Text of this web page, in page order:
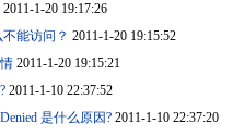
2011-1-20 19:17:26
能访问？ 2011-1-20 19:15:52
2011-1-20 19:15:21
2011-1-10 22:37:52
是什么原因? 2011-1-10 22:37:20